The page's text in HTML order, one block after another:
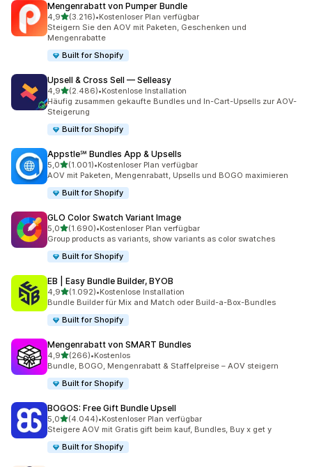
Mengenrabatt von Pumper Bundle
4,9von 5 Sternen
(3.216)
3216 Rezensionen insgesamt
•Kostenloser Plan verfügbar
Steigern Sie den AOV mit Paketen, Geschenken und
Mengenrabatte
Built for Shopify
Upsell & Cross Sell — Selleasy
4,9von 5 Sternen
(2.486)
2486 Rezensionen insgesamt
•Kostenlose Installation
Häufig zusammen gekaufte Bundles und In-Cart-Upsells zur AOV-
Steigerung
Built for Shopify
Appstle℠ Bundles App & Upsells
5,0von 5 Sternen
(1.001)
1001 Rezensionen insgesamt
•Kostenloser Plan verfügbar
AOV mit Paketen, Mengenrabatt, Upsells und BOGO maximieren
Built for Shopify
GLO Color Swatch Variant Image
5,0von 5 Sternen
(1.690)
1690 Rezensionen insgesamt
•Kostenloser Plan verfügbar
Group products as variants, show variants as color swatches
Built for Shopify
EB | Easy Bundle Builder, BYOB
4,9von 5 Sternen
(1.092)
1092 Rezensionen insgesamt
•Kostenlose Installation
Bundle Builder für Mix and Match oder Build-a-Box-Bundles
Built for Shopify
Mengenrabatt von SMART Bundles
4,9von 5 Sternen
(266)
266 Rezensionen insgesamt
•Kostenlos
Bundle, BOGO, Mengenrabatt & Staffelpreise – AOV steigern
Built for Shopify
BOGOS: Free Gift Bundle Upsell
5,0von 5 Sternen
(4.044)
4044 Rezensionen insgesamt
•Kostenloser Plan verfügbar
Steigere AOV mit Gratis gift beim kauf, Bundles, Buy x get y
Built for Shopify